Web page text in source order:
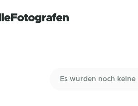
Es wurden noch